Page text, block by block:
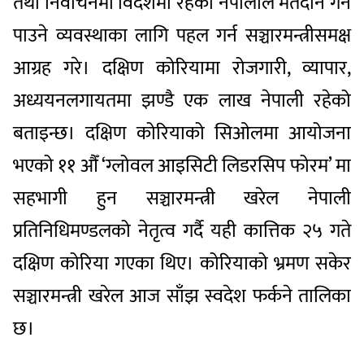
पाउने व्यवस्थाका लागि पहल गर्न सञ्चारमन्त्रीसमक्ष
आग्रह गरे। दक्षिण कोरियामा रोजगारी, व्यापार,
अध्ययनलगायतमा झण्डै एक लाख नेपाली रहेको
बताइन्छ। दक्षिण कोरियाको सिओलमा आयोजना
भएको ११ औँ ‘ग्लोवल आइसिटी लिडरसिप फोरम’ मा
सहभागी हुन सञ्चारमन्त्री खरेल नेपाली
प्रतिनिधिमण्डलको नेतृत्व गर्दै यही कात्तिक २५ गते
दक्षिण कोरिया गएका थिए। कोरियाको भ्रमण सकेर
सञ्चारमन्त्री खरेल आज साँझ स्वदेश फर्कने तालिका
छ।